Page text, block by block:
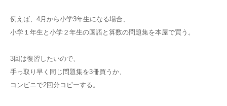
例えば、4月から小学3年生になる場合、
小学１年生と小学２年生の国語と算数の問題集を本屋で買う。
3回は復習したいので、
手っ取り早く同じ問題集を3冊買うか、
コンビニで2回分コピーする。